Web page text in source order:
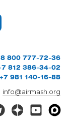
8 800 777-72-36
812 386-34-02
+7 981 140-16-88
info@airmash.org